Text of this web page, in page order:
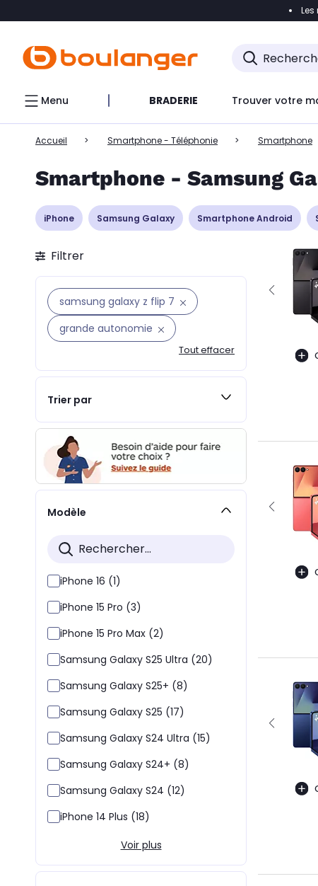
Accéder
Accéder directement au chatbot
Menu BRADERIE Trouver votre
Accueil Smartphone - Téléphonie Smartphone
Smartphone - Samsung
iPhone Samsung Galaxy Smartphone Android
Filtrer
samsung galaxy z flip 7
grande autonomie
Tout effacer
Trier par
Modèle
iPhone 16 (1)
iPhone 15 Pro (3)
iPhone 15 Pro Max (2)
Samsung Galaxy S25 Ultra (20)
Samsung Galaxy S25+ (8)
Samsung Galaxy S25 (17)
Samsung Galaxy S24 Ultra (15)
Samsung Galaxy S24+ (8)
Samsung Galaxy S24 (12)
iPhone 14 Plus (18)
Voir plus